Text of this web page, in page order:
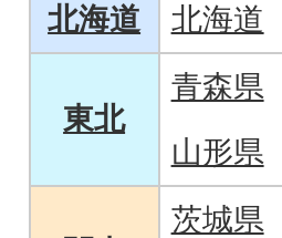
北海道 北海道
東北
青森県
山形県
茨城県